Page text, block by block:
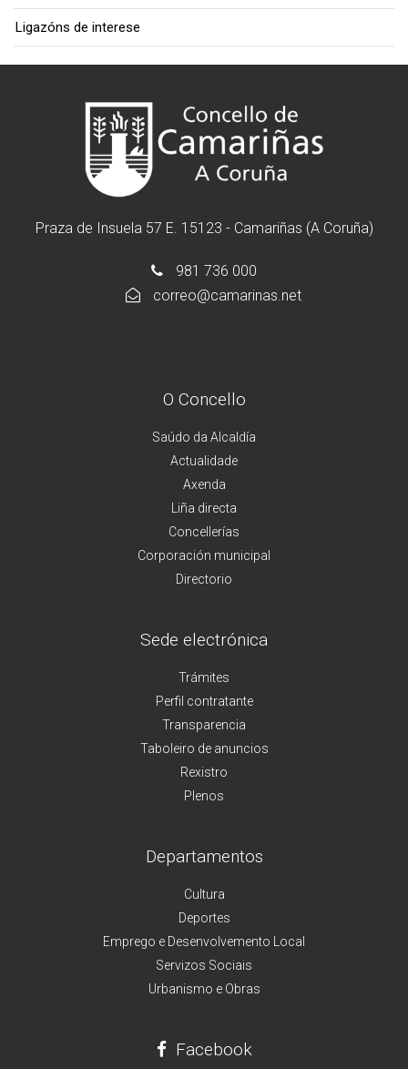
Ligazóns de interese
Praza de Insuela 57 E. 15123 - Camariñas (A Coruña)
981 736 000
correo@camarinas.net
O Concello
Saúdo da Alcaldía
Actualidade
Axenda
Liña directa
Concellerías
Corporación municipal
Directorio
Sede electrónica
Trámites
Perfil contratante
Transparencia
Taboleiro de anuncios
Rexistro
Plenos
Departamentos
Cultura
Deportes
Emprego e Desenvolvemento Local
Servizos Sociais
Urbanismo e Obras
Facebook